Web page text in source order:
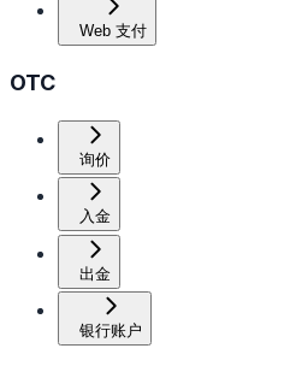
Web 支付
OTC
询价
入金
出金
银行账户